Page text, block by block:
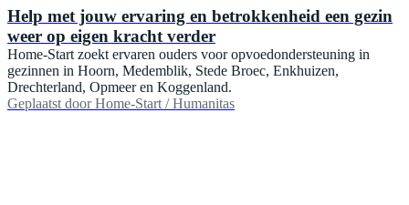
Help met jouw ervaring en betrokkenheid een gezin
weer op eigen kracht verder
Home-Start zoekt ervaren ouders voor opvoedondersteuning in
gezinnen in Hoorn, Medemblik, Stede Broec, Enkhuizen,
Drechterland, Opmeer en Koggenland.
Geplaatst door Home-Start / Humanitas